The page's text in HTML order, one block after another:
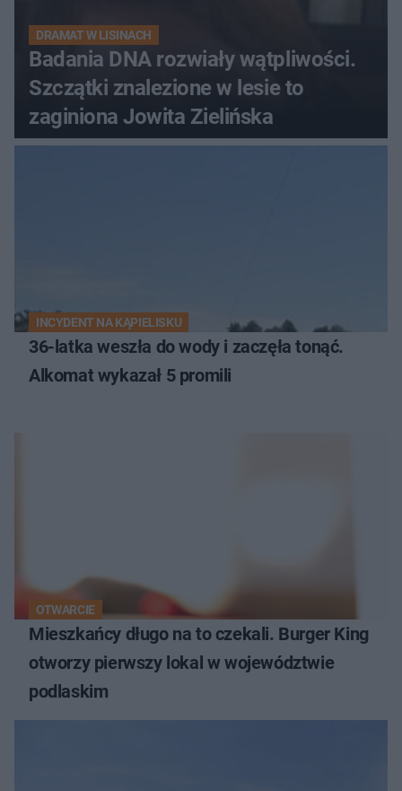
DRAMAT W LISINACH
Badania DNA rozwiały wątpliwości.
Szczątki znalezione w lesie to
zaginiona Jowita Zielińska
INCYDENT NA KĄPIELISKU
36-latka weszła do wody i zaczęła tonąć.
Alkomat wykazał 5 promili
OTWARCIE
Mieszkańcy długo na to czekali. Burger King
otworzy pierwszy lokal w województwie
podlaskim